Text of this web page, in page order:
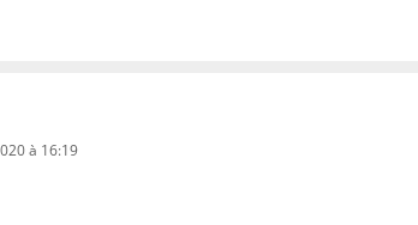
à 16:19